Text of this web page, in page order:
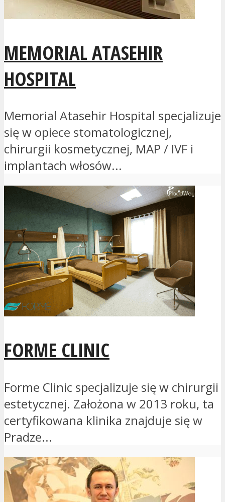
MEMORIAL ATASEHIR
HOSPITAL
Memorial Atasehir Hospital specjalizuje
się w opiece stomatologicznej,
chirurgii kosmetycznej, MAP / IVF i
implantach włosów...
FORME CLINIC
Forme Clinic specjalizuje się w chirurgii
estetycznej. Założona w 2013 roku, ta
certyfikowana klinika znajduje się w
Pradze...